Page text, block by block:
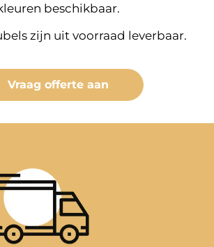
beschikbaar.
zijn uit voorraad leverbaar.
Vraag offerte aan